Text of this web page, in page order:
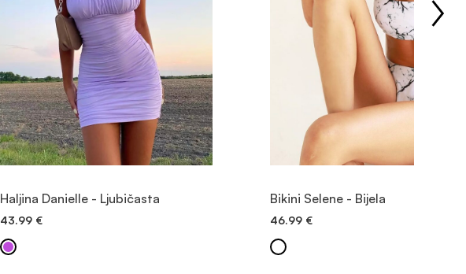
POGLEDAJTE PROIZVOD
Haljina Danielle - Ljubičasta
43.99 €
POGLEDAJTE PROIZVOD
Bikini Selene - Bijela
46.99 €